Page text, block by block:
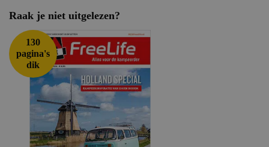
Raak je niet uitgelezen?
130
pagina's
dik